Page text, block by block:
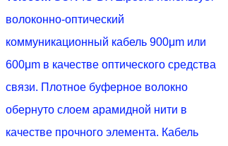
волоконно-оптический
коммуникационный кабель 900μm или
600μm в качестве оптического средства
связи. Плотное буферное волокно
обернуто слоем арамидной нити в
качестве прочного элемента. Кабель